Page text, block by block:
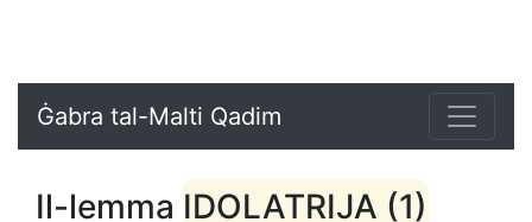
Ġabra tal-Malti Qadim
Il-lemma IDOLATRIJA (1)